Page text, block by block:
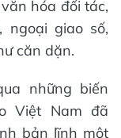
hóa đối tác,
ngoại giao số,
căn dặn.
những biến
Việt Nam đã
bản lĩnh một